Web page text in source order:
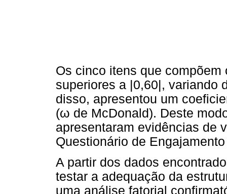
Os cinco itens que
superiores a |0,60|, variando
disso, apresentou um
(ω de McDonald). Deste
apresentaram evidências de
Questionário de
A partir dos dados
testar a adequação da
uma análise fatorial